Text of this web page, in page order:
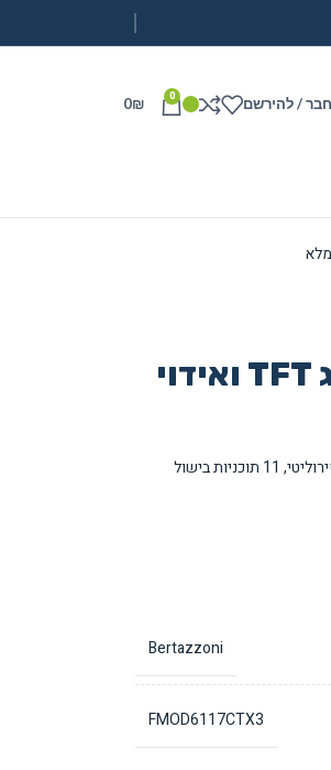
/ להירשם 0
0₪
FMOD6117CTX3 60 ס"מ עם צג TFT ואידוי
תנור בנוי חשמלי מסדרת Modern של Bertazzoni בנפח 76 ליטר עם ניקוי פירוליטי, 11 תוכניות בישול
Bertazzoni
FMOD6117CTX3